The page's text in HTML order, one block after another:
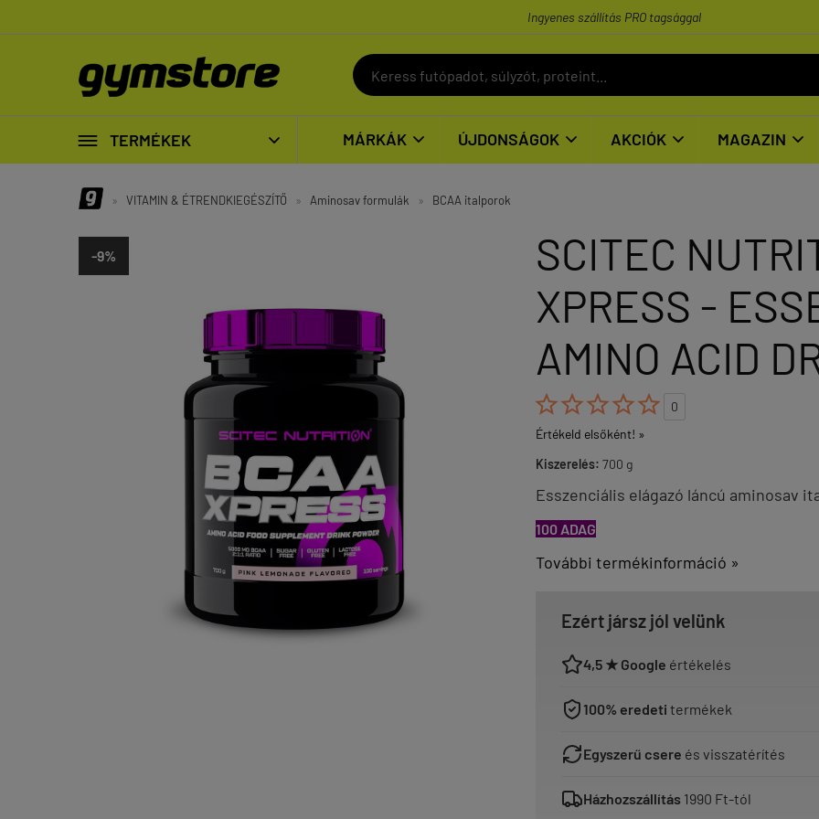
Ingyenes szállítás PRO tagsággal
 TERMÉKEK  MÁRKÁK  ÚJDONSÁGOK  AKCIÓK  MAGAZIN 
» VITAMIN & ÉTRENDKIEGÉSZÍTŐ » Aminosav formulák » BCAA italporok
-9%
SCITEC
XPRESS -
AMINO ACID

0
Értékeld elsőként! »
Kiszerelés: 700 g
Esszenciális elágazó láncú aminosav
100 ADAG
További termékinformáció »
Ezért jársz jól velünk
4,5 ★ Google értékelés
100% eredeti termékek
Egyszerű csere és visszatérítés
Házhozszállítás 1990 Ft-tól